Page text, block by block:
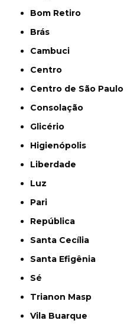
Bom Retiro
Brás
Cambuci
Centro
Centro de São Paulo
Consolação
Glicério
Higienópolis
Liberdade
Luz
Pari
República
Santa Cecília
Santa Efigênia
Sé
Trianon Masp
Vila Buarque